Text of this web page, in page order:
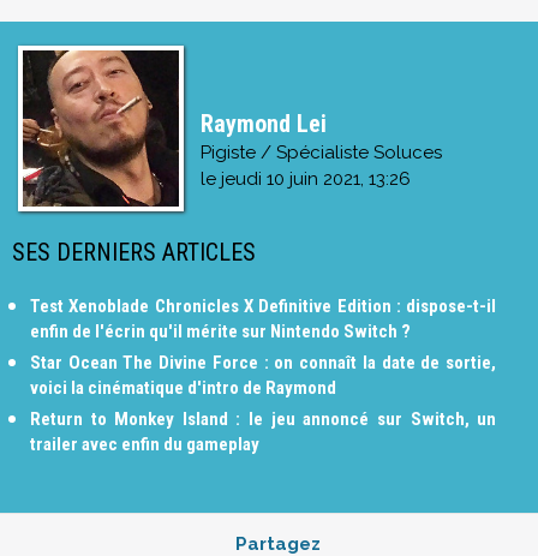
Raymond Lei
Pigiste / Spécialiste Soluces
le jeudi 10 juin 2021, 13:26
SES DERNIERS ARTICLES
Test Xenoblade Chronicles X Definitive Edition : dispose-t-il
enfin de l'écrin qu'il mérite sur Nintendo Switch ?
Star Ocean The Divine Force : on connaît la date de sortie,
voici la cinématique d'intro de Raymond
Return to Monkey Island : le jeu annoncé sur Switch, un
trailer avec enfin du gameplay
Partagez